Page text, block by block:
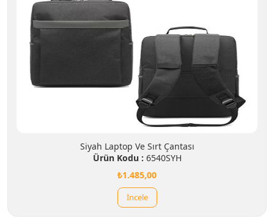
Siyah Laptop Ve Sırt Çantası
Ürün Kodu : 6540SYH
₺1.485,00
İncele